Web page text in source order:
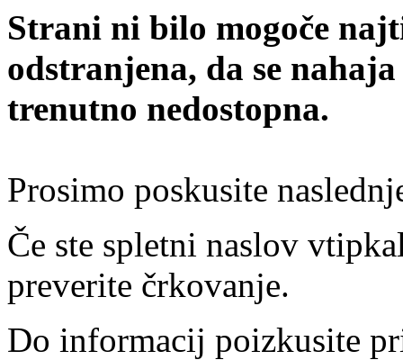
Strani ni bilo mogoče
odstranjena, da se
trenutno nedostopna.
Prosimo poskusite
Če ste spletni naslov
preverite črkovanje.
Do informacij poizkusite